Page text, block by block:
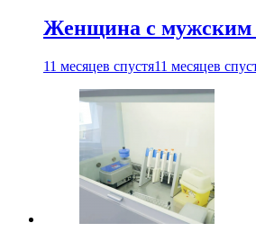
Женщина с мужским
11 месяцев спустя11 месяцев